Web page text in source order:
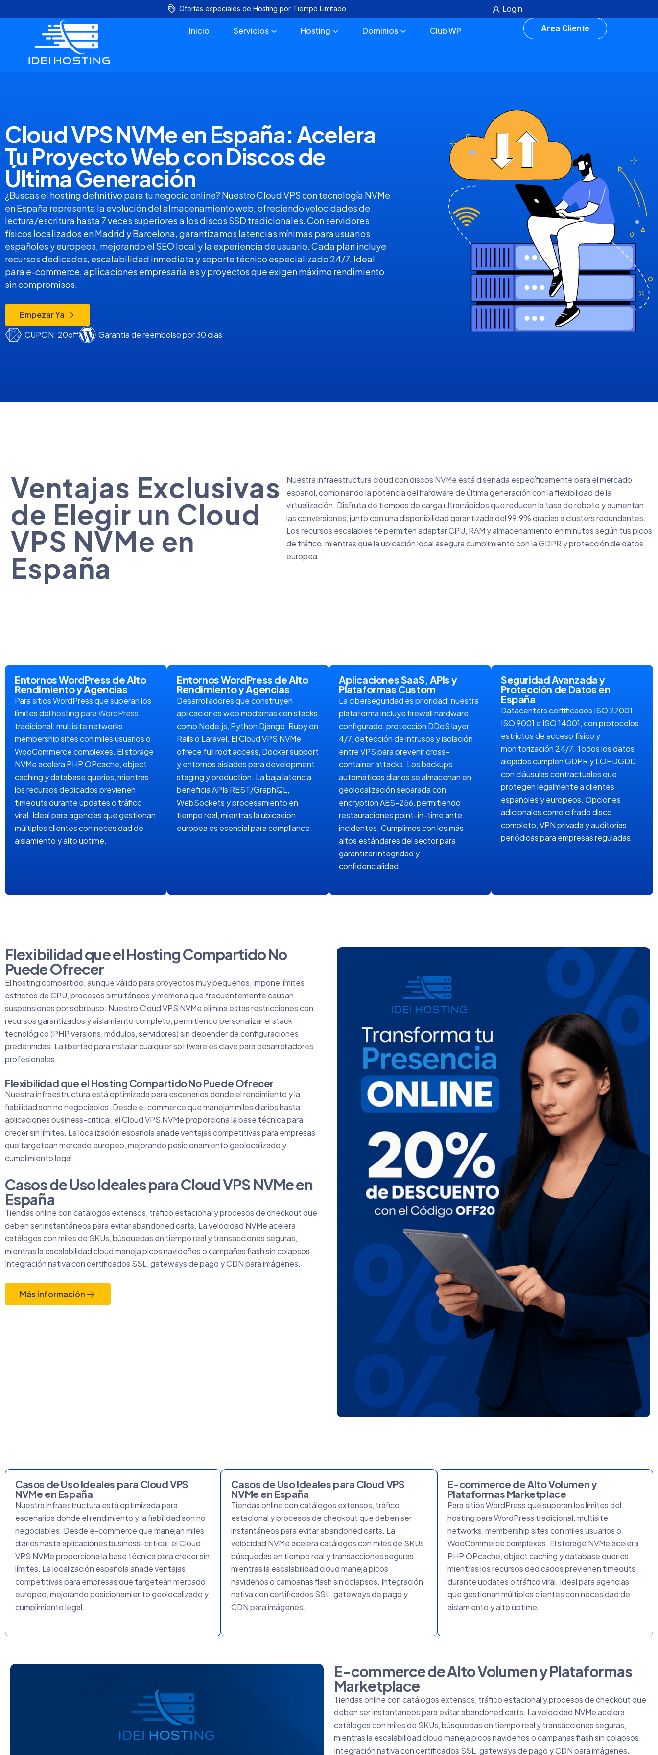
Ofertas especiales de Hosting por Tiempo Limitado Login
Inicio Servicios Hosting Dominios Club WP Area Cliente
Cloud VPS NVMe en España: Acelera
Tu Proyecto Web con Discos de
Última Generación
¿Buscas el hosting definitivo para tu negocio online? Nuestro Cloud VPS con tecnología NVMe
en España representa la evolución del almacenamiento web, ofreciendo velocidades de
lectura/escritura hasta 7 veces superiores a los discos SSD tradicionales. Con servidores
físicos localizados en Madrid y Barcelona, garantizamos latencias mínimas para usuarios
españoles y europeos, mejorando el SEO local y la experiencia de usuario. Cada plan incluye
recursos dedicados, escalabilidad inmediata y soporte técnico especializado 24/7. Ideal
para e-commerce, aplicaciones empresariales y proyectos que exigen máximo rendimiento
sin compromisos.
Empezar Ya
CUPON: 20off
Garantía de reembolso por 30 días
Ventajas Exclusivas
de Elegir un Cloud
VPS NVMe en
España
Nuestra infraestructura cloud con discos NVMe está diseñada específicamente para el mercado
español, combinando la potencia del hardware de última generación con la flexibilidad de la
virtualización. Disfruta de tiempos de carga ultrarrápidos que reducen la tasa de rebote y aumentan
las conversiones, junto con una disponibilidad garantizada del 99.9% gracias a clusters redundantes.
Los recursos escalables te permiten adaptar CPU, RAM y almacenamiento en minutos según tus picos
de tráfico, mientras que la ubicación local asegura cumplimiento con la GDPR y protección de datos
europea.
Entornos WordPress de Alto
Rendimiento y Agencias
Para sitios WordPress que superan los
límites delhosting para WordPress
tradicional: multisite networks,
membership sites con miles usuarios o
WooCommerce complexes. El storage
NVMe acelera PHP OPcache, object
caching y database queries, mientras
los recursos dedicados previenen
timeouts durante updates o tráfico
viral. Ideal para agencias que gestionan
múltiples clientes con necesidad de
aislamiento y alto uptime.
Entornos WordPress de Alto
Rendimiento y Agencias
Desarrolladores que construyen
aplicaciones web modernas con stacks
como Node.js, Python Django, Ruby on
Rails o Laravel. El Cloud VPS NVMe
ofrece full root access, Docker support
y entornos aislados para development,
staging y production. La baja latencia
beneficia APIs REST/GraphQL,
WebSockets y procesamiento en
tiempo real, mientras la ubicación
europea es esencial para compliance.
Aplicaciones SaaS, APIs y
Plataformas Custom
La ciberseguridad es prioridad: nuestra
plataforma incluye firewall hardware
configurado, protección DDoS layer
4/7, detección de intrusos y isolación
entre VPS para prevenir cross-
container attacks. Los backups
automáticos diarios se almacenan en
geolocalización separada con
encryption AES-256, permitiendo
restauraciones point-in-time ante
incidentes. Cumplimos con los más
altos estándares del sector para
garantizar integridad y
confidencialidad.
Seguridad Avanzada y
Protección de Datos en
España
Datacenters certificados ISO 27001,
ISO 9001 e ISO 14001, con protocolos
estrictos de acceso físico y
monitorización 24/7. Todos los datos
alojados cumplen GDPR y LOPDGDD,
con cláusulas contractuales que
protegen legalmente a clientes
españoles y europeos. Opciones
adicionales como cifrado disco
completo, VPN privada y auditorías
periódicas para empresas reguladas.
Flexibilidad que el Hosting Compartido No
Puede Ofrecer
Elhosting compartido, aunque válido para proyectos muy pequeños, impone límites
estrictos de CPU, procesos simultáneos y memoria que frecuentemente causan
suspensiones por sobreuso. Nuestro Cloud VPS NVMe elimina estas restricciones con
recursos garantizados y aislamiento completo, permitiendo personalizar el stack
tecnológico (PHP versions, módulos, servidores) sin depender de configuraciones
predefinidas. La libertad para instalar cualquier software es clave para desarrolladores
profesionales.
Flexibilidad que el Hosting Compartido No Puede Ofrecer
Nuestra infraestructura está optimizada para escenarios donde el rendimiento y la
fiabilidad son no negociables. Desde e-commerce que manejan miles diarios hasta
aplicaciones business-critical, el Cloud VPS NVMe proporciona la base técnica para
crecer sin límites. La localización española añade ventajas competitivas para empresas
que targetean mercado europeo, mejorando posicionamiento geolocalizado y
cumplimiento legal.
Casos de Uso Ideales para Cloud VPS NVMe en
España
Tiendas online con catálogos extensos, tráfico estacional y procesos de checkout que
deben ser instantáneos para evitar abandoned carts. La velocidad NVMe acelera
catálogos con miles de SKUs, búsquedas en tiempo real y transacciones seguras,
mientras la escalabilidad cloud maneja picos navideños o campañas flash sin colapsos.
Integración nativa con certificados SSL, gateways de pago y CDN para imágenes.
Más información
Casos de Uso Ideales para Cloud VPS
NVMe en España
Nuestra infraestructura está optimizada para
escenarios donde el rendimiento y la fiabilidad son no
negociables. Desde e-commerce que manejan miles
diarios hasta aplicaciones business-critical, el Cloud
VPS NVMe proporciona la base técnica para crecer sin
límites. La localización española añade ventajas
competitivas para empresas que targetean mercado
europeo, mejorando posicionamiento geolocalizado y
cumplimiento legal.
Casos de Uso Ideales para Cloud VPS
NVMe en España
Tiendas online con catálogos extensos, tráfico
estacional y procesos de checkout que deben ser
instantáneos para evitar abandoned carts. La
velocidad NVMe acelera catálogos con miles de SKUs,
búsquedas en tiempo real y transacciones seguras,
mientras la escalabilidad cloud maneja picos
navideños o campañas flash sin colapsos. Integración
nativa con certificados SSL, gateways de pago y
CDN para imágenes.
E-commerce de Alto Volumen y
Plataformas Marketplace
Para sitios WordPress que superan los límites del
hosting para WordPress tradicional: multisite
networks, membership sites con miles usuarios o
WooCommerce complexes. El storage NVMe acelera
PHP OPcache, object caching y database queries,
mientras los recursos dedicados previenen timeouts
durante updates o tráfico viral. Ideal para agencias
que gestionan múltiples clientes con necesidad de
aislamiento y alto uptime.
E-commerce de Alto Volumen y Plataformas
Marketplace
Tiendas online con catálogos extensos, tráfico estacional y procesos de checkout que
deben ser instantáneos para evitar abandoned carts. La velocidad NVMe acelera
catálogos con miles de SKUs, búsquedas en tiempo real y transacciones seguras,
mientras la escalabilidad cloud maneja picos navideños o campañas flash sin colapsos.
Integración nativa con certificados SSL, gateways de pago y CDN para imágenes.